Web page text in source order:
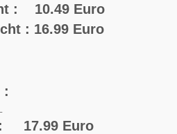
: 10.49 Euro
: 16.99 Euro
:
: 17.99 Euro